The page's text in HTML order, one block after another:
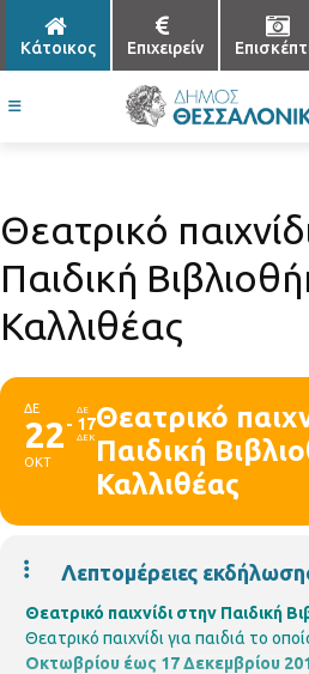
Κάτοικος Επιχειρείν
Θεατρικό
Παιδική
Καλλιθέας
ΔΕ
22
ΟΚΤ
ΔΕ
17
ΔΕΚ
Θεατρικό
Παιδική
Καλλιθέας
Λεπτομέρειες
Θεατρικό παιχνίδι στην Παιδική
Θεατρικό παιχνίδι για παιδιά το
Οκτωβρίου έως 17 Δεκεμβρίου